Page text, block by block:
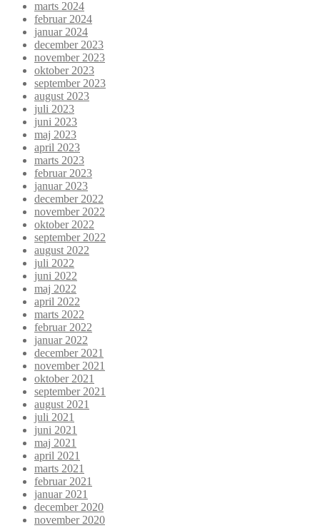
marts 2024
februar 2024
januar 2024
december 2023
november 2023
oktober 2023
september 2023
august 2023
juli 2023
juni 2023
maj 2023
april 2023
marts 2023
februar 2023
januar 2023
december 2022
november 2022
oktober 2022
september 2022
august 2022
juli 2022
juni 2022
maj 2022
april 2022
marts 2022
februar 2022
januar 2022
december 2021
november 2021
oktober 2021
september 2021
august 2021
juli 2021
juni 2021
maj 2021
april 2021
marts 2021
februar 2021
januar 2021
december 2020
november 2020